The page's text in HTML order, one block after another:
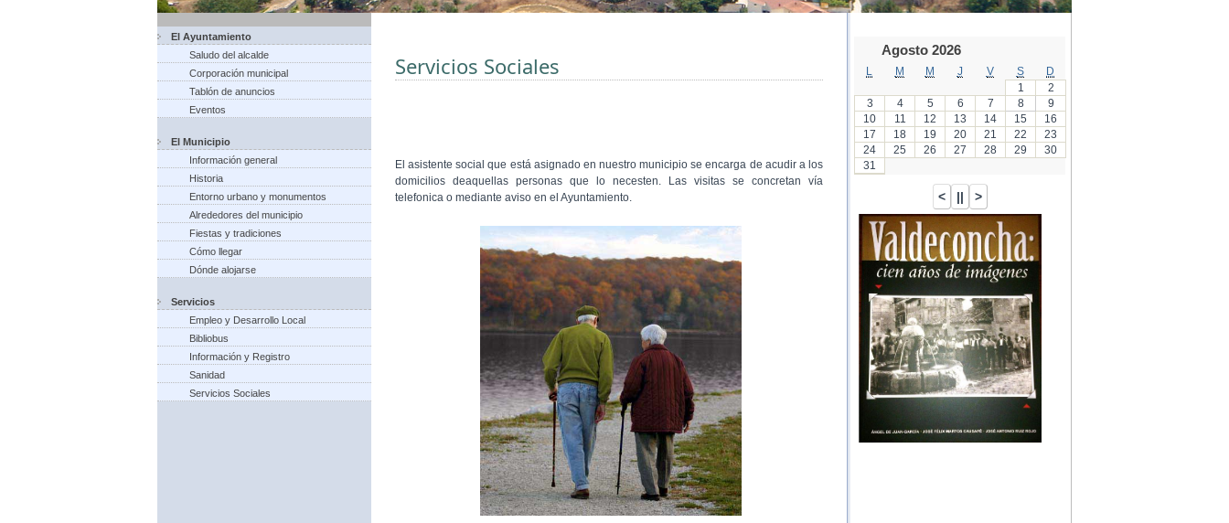
El Ayuntamiento
Saludo del alcalde
Corporación municipal
Tablón de anuncios
Eventos
El Municipio
Información general
Historia
Entorno urbano y monumentos
Alrededores del municipio
Fiestas y tradiciones
Cómo llegar
Dónde alojarse
Servicios
Empleo y Desarrollo Local
Bibliobus
Información y Registro
Sanidad
Servicios Sociales
Servicios Sociales
El asistente social que está asignado en nuestro municipio se encarga de acudir a los
domicilios deaquellas personas que lo necesten. Las visitas se concretan vía
telefonica o mediante aviso en el Ayuntamiento.
Agosto 2026
M M J V S
D
1
2
3
4 5 6 7 8
9
10
11 12 13 14 15
16
17
18 19 20 21 22
23
24
25 26 27 28 29
30
31